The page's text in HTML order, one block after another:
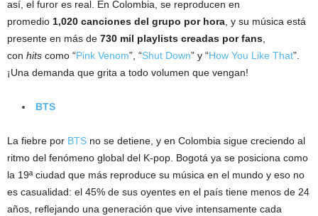
así, el furor es real. En Colombia, se reproducen en
promedio 1,020 canciones del grupo por hora, y su música está
presente en más de 730 mil playlists creadas por fans,
con hits como “Pink Venom”, “Shut Down” y “How You Like That”.
¡Una demanda que grita a todo volumen que vengan!
BTS
La fiebre por BTS no se detiene, y en Colombia sigue creciendo al
ritmo del fenómeno global del K-pop. Bogotá ya se posiciona como
la 19ª ciudad que más reproduce su música en el mundo y eso no
es casualidad: el 45% de sus oyentes en el país tiene menos de 24
años, reflejando una generación que vive intensamente cada